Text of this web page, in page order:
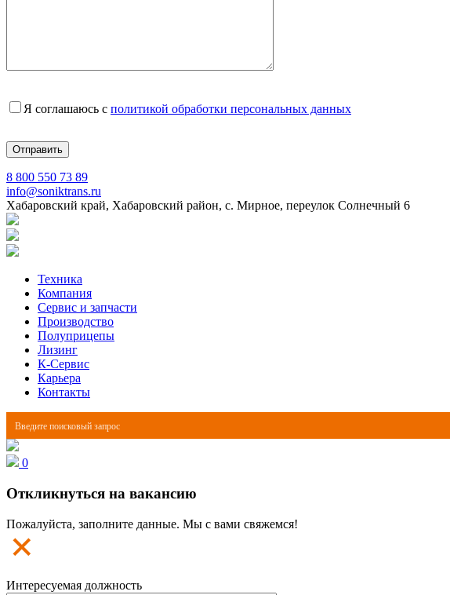
Я соглашаюсь с политикой обработки персональных данных
8 800 550 73 89
info@soniktrans.ru
Хабаровский край, Хабаровский район, с. Мирное, переулок Солнечный 6
Техника
Компания
Сервис и запчасти
Производство
Полуприцепы
Лизинг
К-Сервис
Карьера
Контакты
0
Откликнуться на вакансию
Пожалуйста, заполните данные. Мы с вами свяжемся!
Интересуемая должность